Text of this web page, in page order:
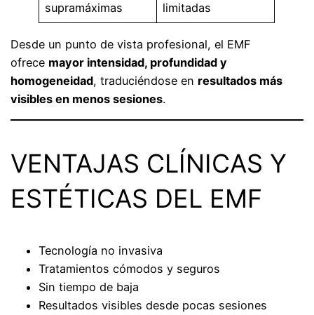
supramáximas
limitadas
Desde un punto de vista profesional, el EMF
ofrece mayor intensidad, profundidad y
homogeneidad, traduciéndose en resultados más
visibles en menos sesiones.
VENTAJAS CLÍNICAS Y
ESTÉTICAS DEL EMF
Tecnología no invasiva
Tratamientos cómodos y seguros
Sin tiempo de baja
Resultados visibles desde pocas sesiones